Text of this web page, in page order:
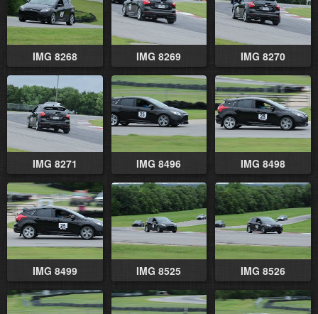
IMG 8268 IMG 8269 IMG 8270
IMG 8271 IMG 8496 IMG 8498
IMG 8499 IMG 8525 IMG 8526